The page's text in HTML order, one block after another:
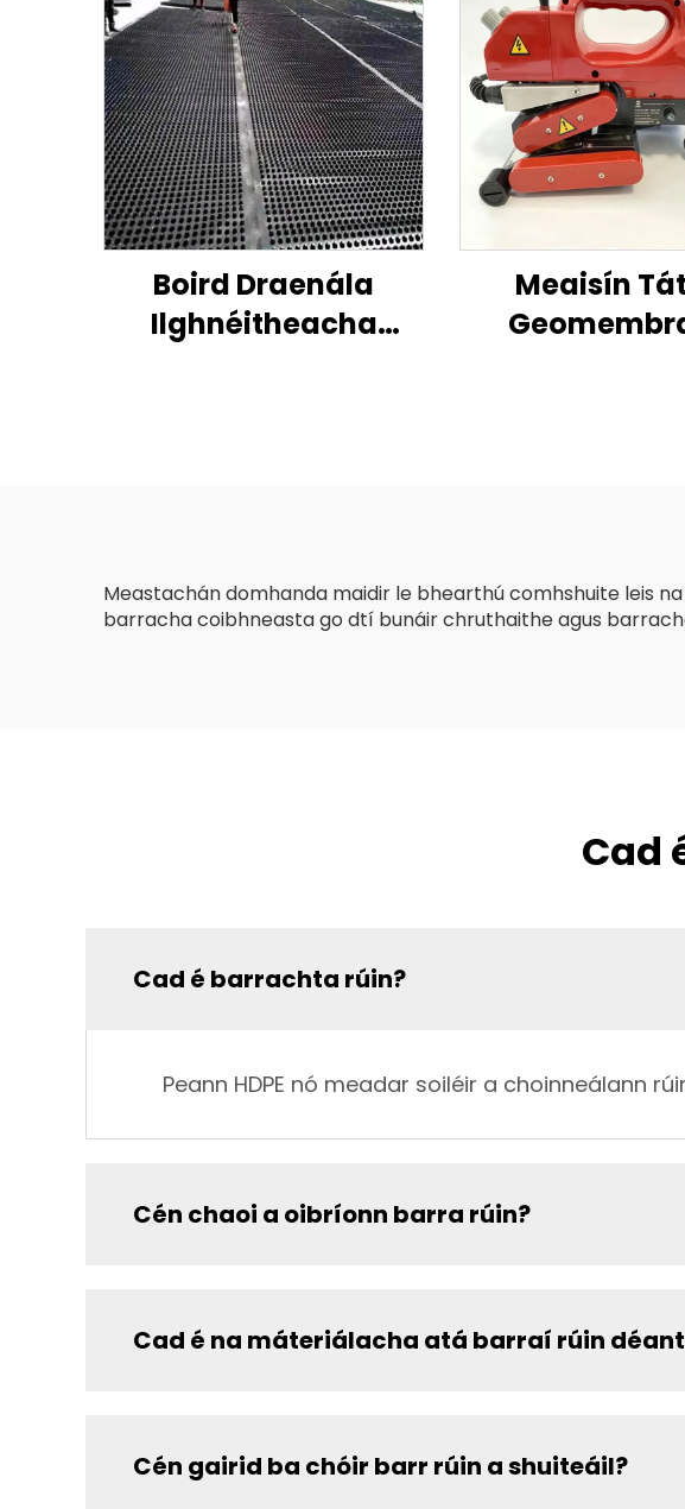
Boird Draenála
Ilghnéitheacha
Meaisín
Meastachán domhanda maidir le bhearthú comhshuite leis
barracha coibhneasta go dtí bunáir chruthaithe agus
Cad
Cad é barrachta rúin?
Peann HDPE nó meadar soiléir a choinneálann
Cén chaoi a oibríonn barra rúin?
Cad é na máteriálacha atá barraí rúin
Cén gairid ba chóir barr rúin a shuiteáil?